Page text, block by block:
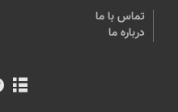
تماس با ما
درباره ما